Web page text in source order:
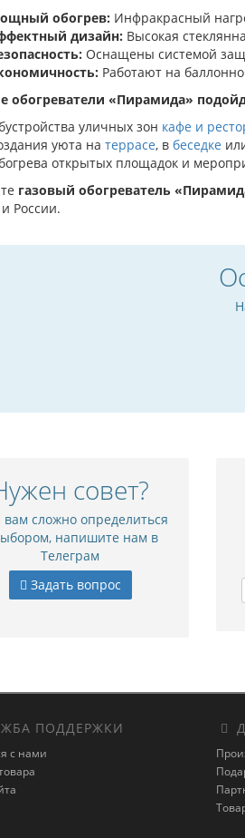
обогрев: Инфракрасный
дизайн: Высокая
Оснащены системой
Работают на
обогреватели «Пирамида»
уличных зон кафе и
уюта на террасе, в беседке
открытых площадок и
газовый обогреватель
России.
совет?
вам сложно определиться
напишите нам в
Телеграм
Задать вопрос
ПОДДЕРЖКИ
с нами